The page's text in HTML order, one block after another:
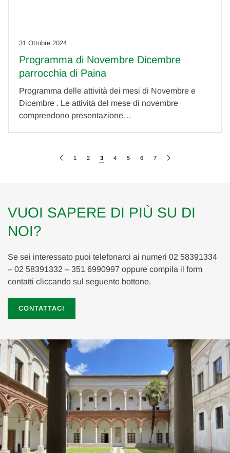
31 Ottobre 2024
Programma di Novembre Dicembre
parrocchia di Paina
Programma delle attività dei mesi di Novembre e
Dicembre . Le attività del mese di novembre
comprendono presentazione…
1 2 3 4 5 6 7
VUOI SAPERE DI PIÙ SU DI
NOI?
Se sei interessato puoi telefonarci ai numeri 02 58391334
– 02 58391332 – 351 6990997 oppure compila il form
contatti cliccando sul seguente bottone.
CONTATTACI